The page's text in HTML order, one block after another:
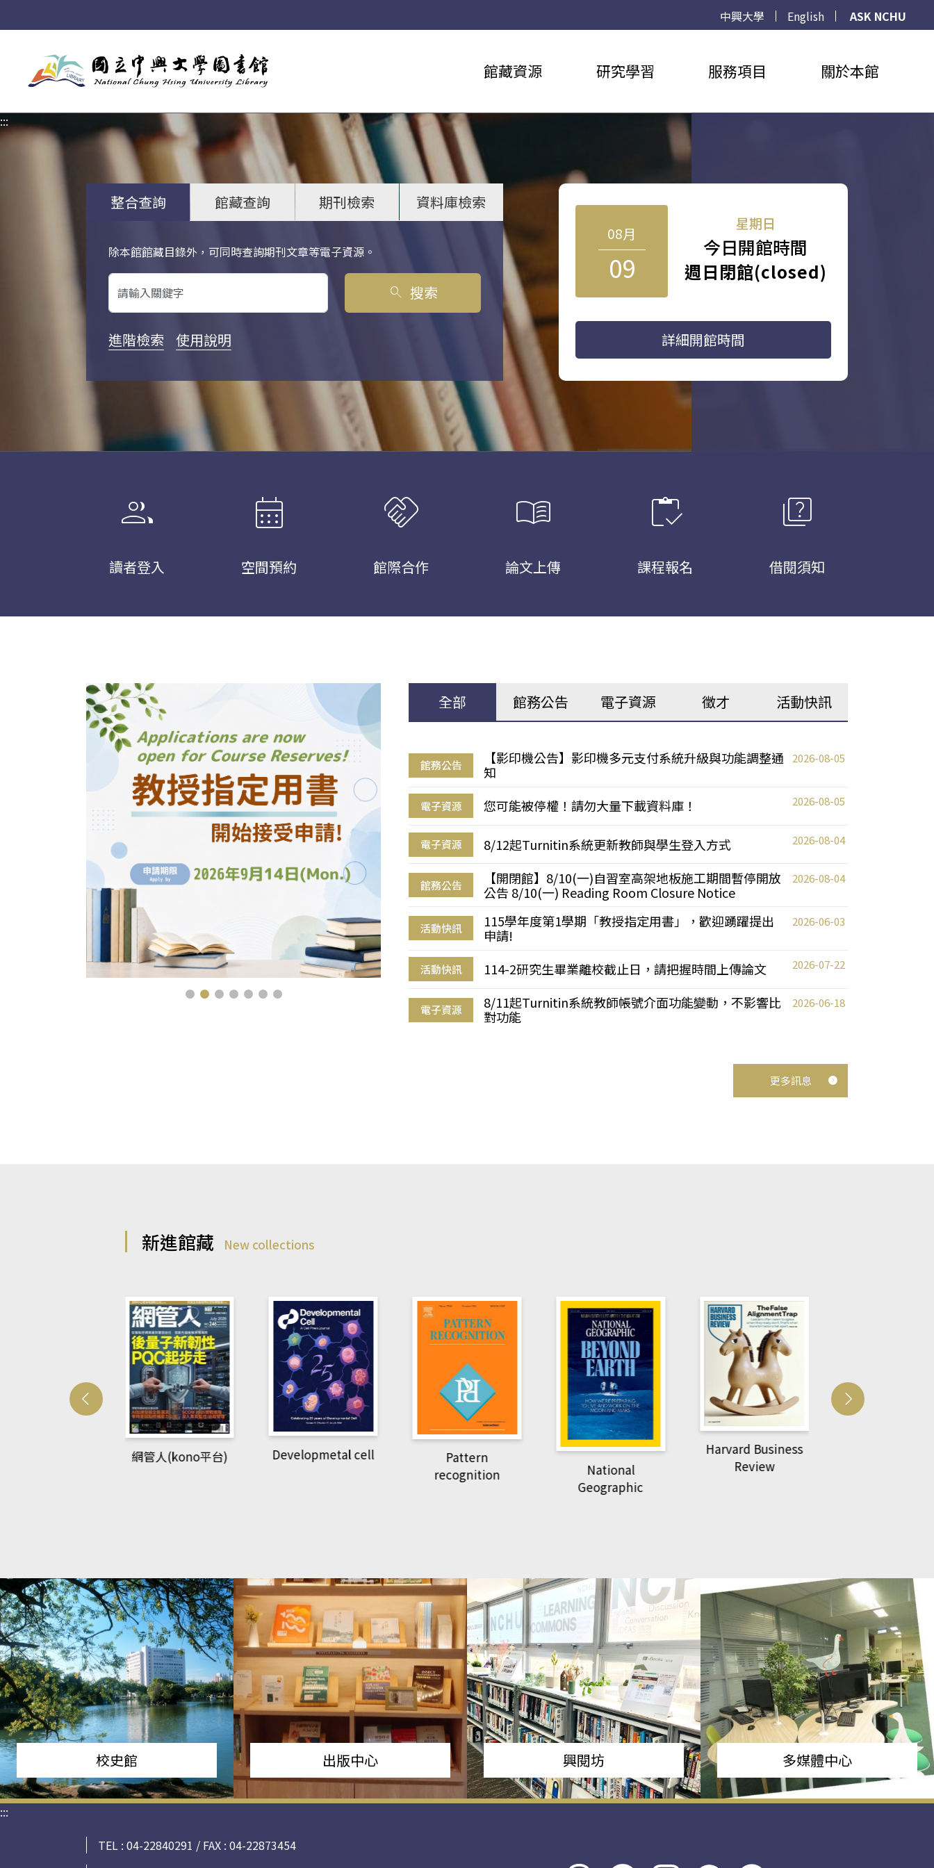
中興大學 English
ASK NCHU
館藏資源 研究學習 服務項目 關於本館
:::
整合查詢 館藏查詢 期刊檢索 資料庫檢索
除本館館藏目錄外，可同時查詢期刊文章等電子資源。
關鍵字搜尋
search 搜索
進階檢索 使用說明
08月
09
星期日
今日開館時間
週日閉館(closed)
詳細開館時間
group
讀者登入
calendar_month
空間預約
handshake
館際合作
menu_book
論文上傳
inventory
課程報名
quiz
借閱須知
全部 館務公告 電子資源 徵才 活動快訊
館務公告
【影印機公告】影印機多元支付系統升級與功能調整通
知
2026-08-05
電子資源 您可能被停權！請勿大量下載資料庫！ 2026-08-05
電子資源 8/12起Turnitin系統更新教師與學生登入方式 2026-08-04
館務公告
【開閉館】8/10(一)自習室高架地板施工期間暫停開放
公告 8/10(一) Reading Room Closure Notice
2026-08-04
活動快訊
115學年度第1學期「教授指定用書」，歡迎踴躍提出
申請!
2026-06-03
活動快訊 114-2研究生畢業離校截止日，請把握時間上傳論文 2026-07-22
電子資源
8/11起Turnitin系統教師帳號介面功能變動，不影響比
對功能
2026-06-18
更多訊息
新進館藏 New collections
網管人(kono平台) Developmetal cell
Pattern
recognition
National
Geographic
Harvard Business
Review
校史館 出版中心 興閱坊 多媒體中心
:::
TEL : 04-22840291 / FAX : 04-22873454